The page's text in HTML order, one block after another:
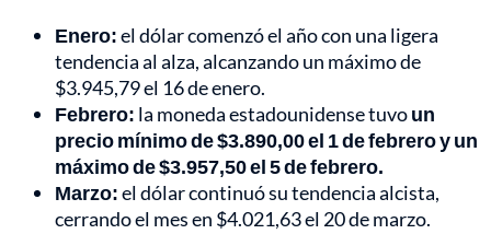
Enero:el dólar comenzó el año con una ligera
tendencia al alza, alcanzando un máximo de
$3.945,79 el 16 de enero.
Febrero: la moneda estadounidense tuvoun
precio mínimo de $3.890,00 el 1 de febrero y un
máximo de $3.957,50 el 5 de febrero.
Marzo:el dólar continuó su tendencia alcista,
cerrando el mes en $4.021,63 el 20 de marzo.